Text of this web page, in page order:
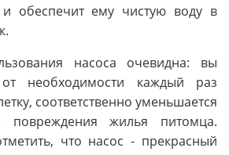
обеспечит ему чистую воду в
насоса очевидна: вы
от необходимости каждый раз
соответственно уменьшается
повреждения жилья питомца.
что насос - прекрасный